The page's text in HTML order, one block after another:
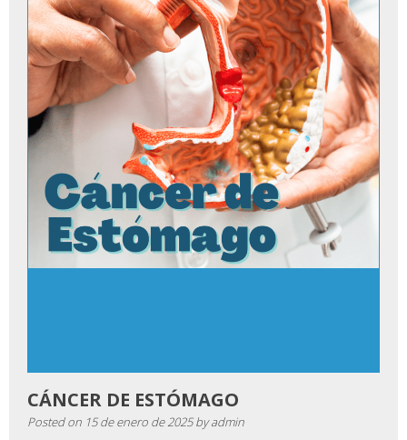
CÁNCER DE ESTÓMAGO
Posted on 15 de enero de 2025byadmin